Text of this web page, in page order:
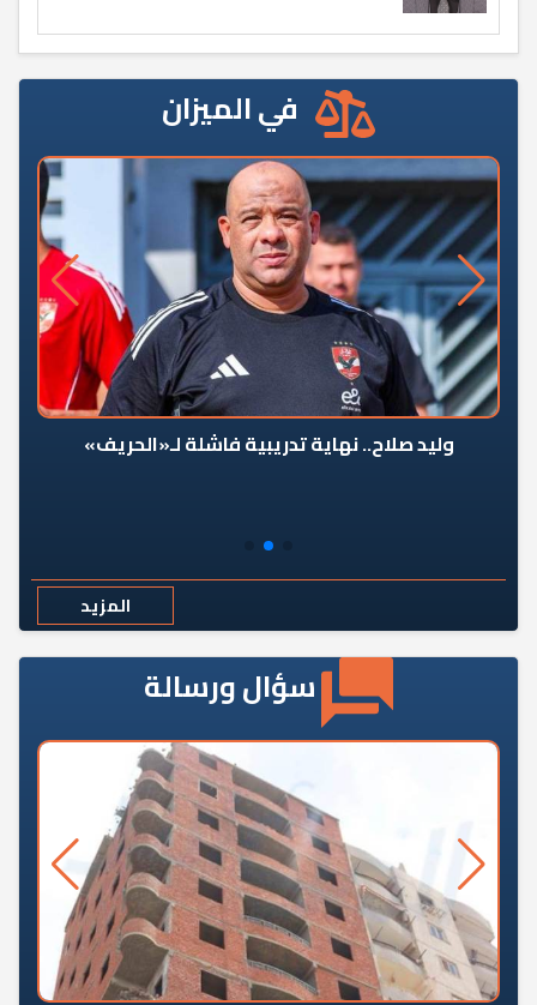
في الميزان
وليد صلاح.. نهاية تدريبية فاشلة لـ«الحريف»
المزيد
سؤال ورسالة